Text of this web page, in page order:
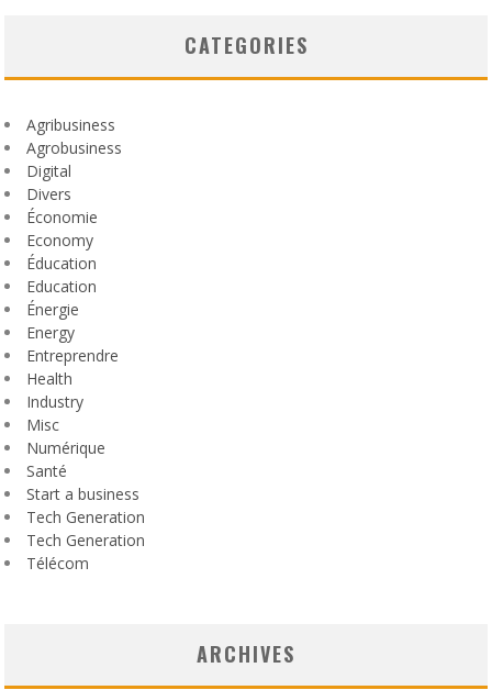
CATEGORIES
Agribusiness
Agrobusiness
Digital
Divers
Économie
Economy
Éducation
Education
Énergie
Energy
Entreprendre
Health
Industry
Misc
Numérique
Santé
Start a business
Tech Generation
Tech Generation
Télécom
ARCHIVES